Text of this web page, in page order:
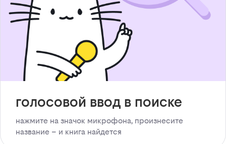
голосовой ввод в поиске
нажмите на значок микрофона, произнесите
название – и книга найдется